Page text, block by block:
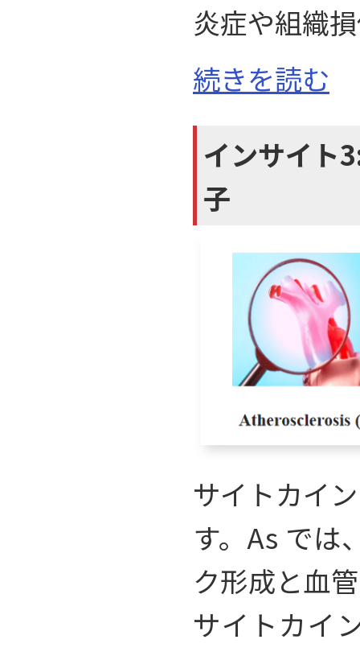
炎症や組織
続きを読む
インサイト
子
サイトカイ
す。As では
ク形成と血
サイトカイ